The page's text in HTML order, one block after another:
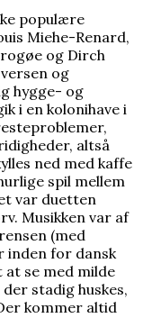
populære
Miehe-Renard,
og Dirch
og
hygge- og
i en kolonihave i
altså
ned med kaffe
spil mellem
var duetten
Musikken var af
(med
inden for dansk
se med milde
stadig huskes,
kommer altid